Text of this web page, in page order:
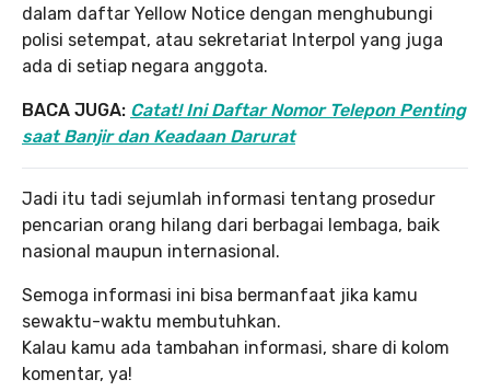
dalam daftar Yellow Notice dengan menghubungi
polisi setempat, atau sekretariat Interpol yang juga
ada di setiap negara anggota.
BACA JUGA: Catat! Ini Daftar Nomor Telepon Penting
saat Banjir dan Keadaan Darurat
Jadi itu tadi sejumlah informasi tentang prosedur
pencarian orang hilang dari berbagai lembaga, baik
nasional maupun internasional.
Semoga informasi ini bisa bermanfaat jika kamu
sewaktu-waktu membutuhkan.
Kalau kamu ada tambahan informasi, share di kolom
komentar, ya!